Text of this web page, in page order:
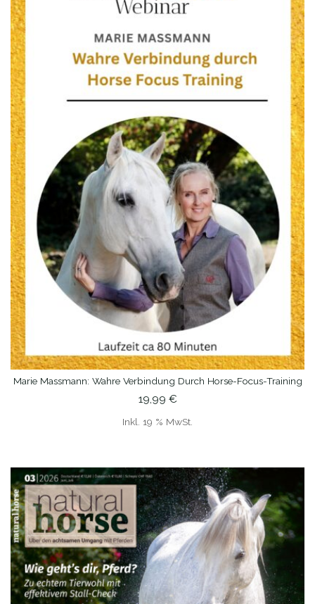
IN DEN WARENKORB
Marie Massmann: Wahre Verbindung Durch Horse-Focus-Training
19,99 €
Inkl. 19 % MwSt.